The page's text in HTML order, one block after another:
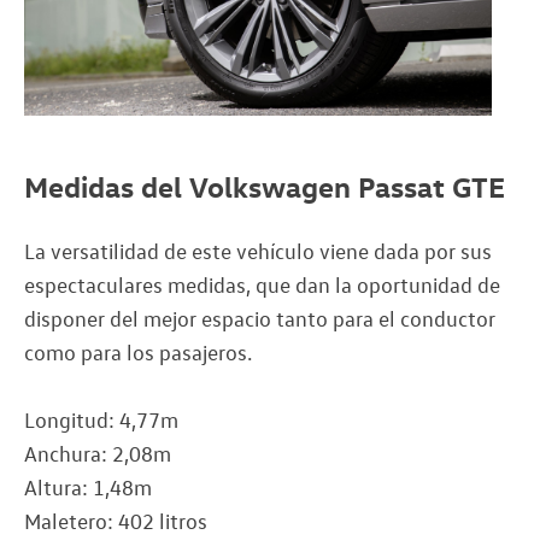
Medidas del Volkswagen Passat GTE
La versatilidad de este vehículo viene dada por sus
espectaculares medidas, que dan la oportunidad de
disponer del mejor espacio tanto para el conductor
como para los pasajeros.
Longitud: 4,77m
Anchura: 2,08m
Altura: 1,48m
Maletero: 402 litros